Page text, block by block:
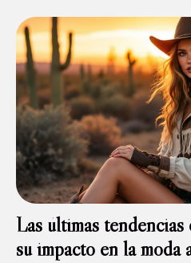
Las últimas
su impacto en la moda